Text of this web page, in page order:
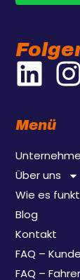
Menü
Über uns
Wie es
Blog
Kontakt
FAQ –
FAQ – Fahrer